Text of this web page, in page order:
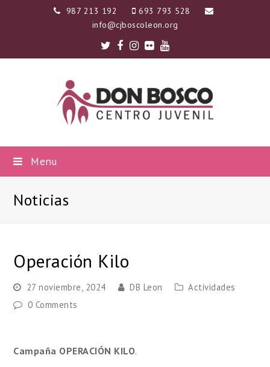
987 213 192
693 793 528
info@cjboscoleon.org
Twitter
Facebook
Instagram
FlickrYoutube
Menu
Noticias
Operación Kilo
27 noviembre, 2024 DB Leon
Actividades
0 Comments
Campaña OPERACIÓN KILO.